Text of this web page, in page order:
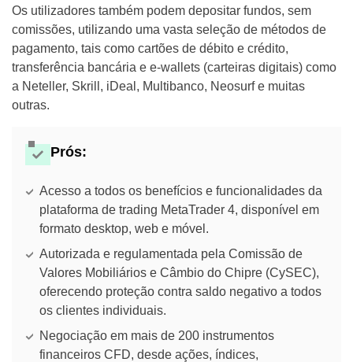
Os utilizadores também podem depositar fundos, sem
comissões, utilizando uma vasta seleção de métodos de
pagamento, tais como cartões de débito e crédito,
transferência bancária e e-wallets (carteiras digitais) como
a Neteller, Skrill, iDeal, Multibanco, Neosurf e muitas
outras.
Prós:
Acesso a todos os benefícios e funcionalidades da
plataforma de trading MetaTrader 4, disponível em
formato desktop, web e móvel.
Autorizada e regulamentada pela Comissão de
Valores Mobiliários e Câmbio do Chipre (CySEC),
oferecendo proteção contra saldo negativo a todos
os clientes individuais.
Negociação em mais de 200 instrumentos
financeiros CFD, desde ações, índices,